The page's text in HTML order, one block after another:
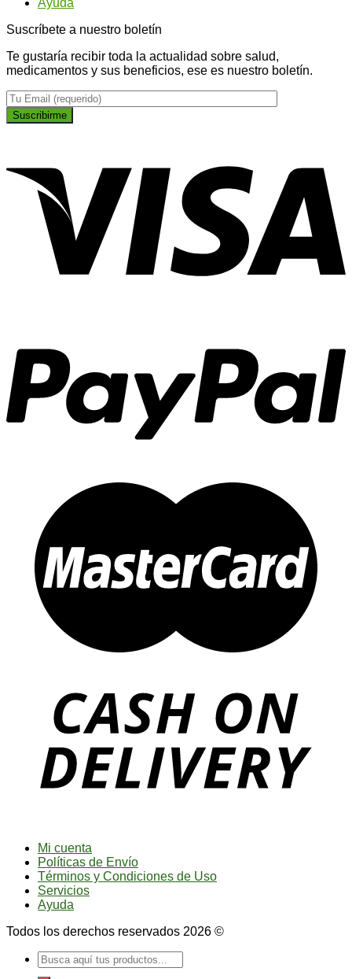
Suscríbete a nuestro boletín
Te gustaría recibir toda la actualidad sobre salud,
medicamentos y sus beneficios, ese es nuestro boletín.
Mi cuenta
Políticas de Envío
Términos y Condiciones de Uso
Servicios
Ayuda
Todos los derechos reservados 2026 ©
Buscar
por: